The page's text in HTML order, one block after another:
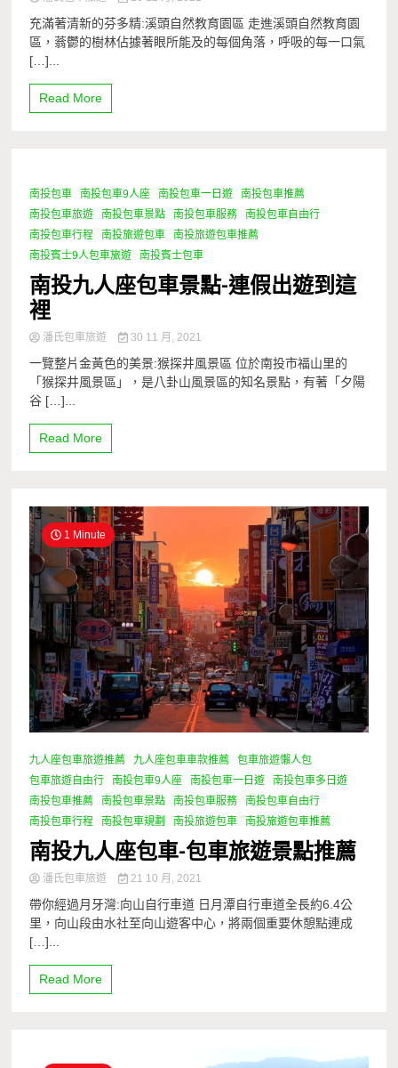
充滿著清新的芬多精:溪頭自然教育園區 走進溪頭自然教育園
區，蓊鬱的樹林佔據著眼所能及的每個角落，呼吸的每一口氣
[…]...
Read More
1 Minute
南投包車 南投包車9人座 南投包車一日遊
南投包車推薦
南投包車旅遊
南投包車景點 南投包車服務
南投包車自由行
南投包車行程
南投旅遊包車
南投旅遊包車推薦
南投賓士9人包車旅遊
南投賓士包車
南投九人座包車景點-連假出遊到這
裡
潘氏包車旅遊 30 11 月, 2021
一覽整片金黃色的美景:猴探井風景區 位於南投市福山里的
「猴探井風景區」，是八卦山風景區的知名景點，有著「夕陽
谷 […]...
Read More
1 Minute
九人座包車旅遊推薦 九人座包車車款推薦
包車旅遊懶人包
包車旅遊自由行
南投包車9人座 南投包車一日遊
南投包車多日遊
南投包車推薦
南投包車景點 南投包車服務
南投包車自由行
南投包車行程
南投包車規劃 南投旅遊包車 南投旅遊包車推薦
南投九人座包車-包車旅遊景點推薦
潘氏包車旅遊 21 10 月, 2021
帶你經過月牙灣:向山自行車道 日月潭自行車道全長約6.4公
里，向山段由水社至向山遊客中心，將兩個重要休憩點連成
[…]...
Read More